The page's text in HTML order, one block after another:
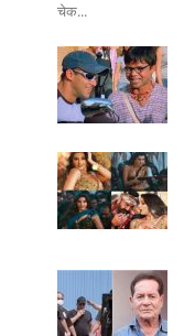
चेक...